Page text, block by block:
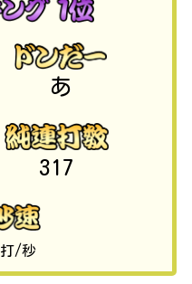
あ
317
打/秒